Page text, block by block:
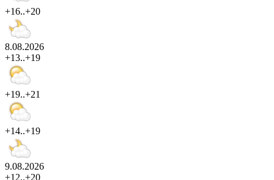
+16..+20
8.08.2026
+13..+19
+19..+21
+14..+19
9.08.2026
+12..+20